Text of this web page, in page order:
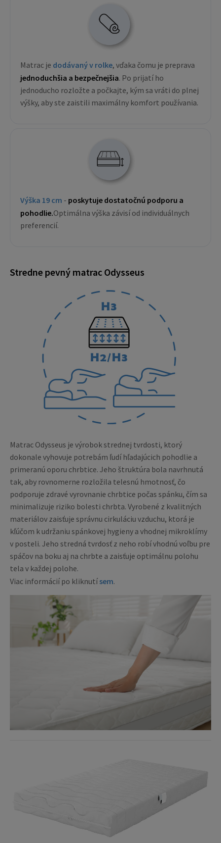
Matrac je dodávaný v rolke, vďaka čomu je preprava
jednoduchšia a bezpečnejšia. Po prijatí ho
jednoducho rozložte a počkajte, kým sa vráti do plnej
výšky, aby ste zaistili maximálny komfort používania.
Výška 19 cm - poskytuje dostatočnú podporu a
pohodlie.Optimálna výška závisí od individuálnych
preferencií.
Stredne pevný matrac Odysseus
Matrac Odysseus je výrobok strednej tvrdosti, ktorý
dokonale vyhovuje potrebám ľudí hľadajúcich pohodlie a
primeranú oporu chrbtice. Jeho štruktúra bola navrhnutá
tak, aby rovnomerne rozložila telesnú hmotnosť, čo
podporuje zdravé vyrovnanie chrbtice počas spánku, čím sa
minimalizuje riziko bolesti chrbta. Vyrobené z kvalitných
materiálov zaisťuje správnu cirkuláciu vzduchu, ktorá je
kľúčom k udržaniu spánkovej hygieny a vhodnej mikroklímy
v posteli. Jeho stredná tvrdosť z neho robí vhodnú voľbu pre
spáčov na boku aj na chrbte a zaisťuje optimálnu polohu
tela v každej polohe.
Viac informácií po kliknutísem.